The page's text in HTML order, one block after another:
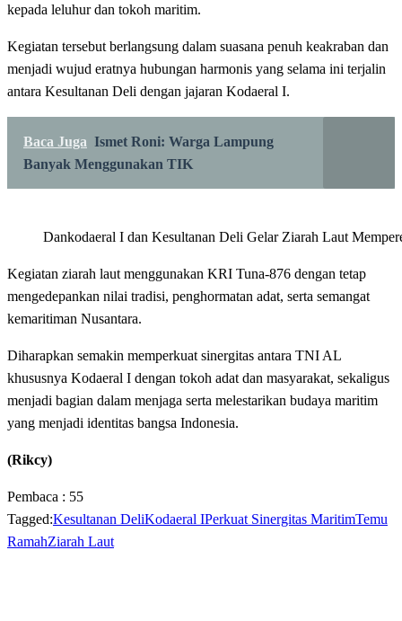
kepada leluhur dan tokoh maritim.
‎Kegiatan tersebut berlangsung dalam suasana penuh keakraban dan
menjadi wujud eratnya hubungan harmonis yang selama ini terjalin
antara Kesultanan Deli dengan jajaran Kodaeral I.
Baca Juga Ismet Roni: Warga Lampung
Banyak Menggunakan TIK
Dankodaeral I dan Kesultanan Deli Gelar Ziarah Laut
‎Kegiatan ziarah laut menggunakan KRI Tuna-876 dengan tetap
mengedepankan nilai tradisi, penghormatan adat, serta semangat
kemaritiman Nusantara.
‎Diharapkan semakin memperkuat sinergitas antara TNI AL
khususnya Kodaeral I dengan tokoh adat dan masyarakat, sekaligus
menjadi bagian dalam menjaga serta melestarikan budaya maritim
yang menjadi identitas bangsa Indonesia.
(Rikcy)
Pembaca : 55
Tagged:Kesultanan DeliKodaeral IPerkuat Sinergitas MaritimTemu
RamahZiarah Laut